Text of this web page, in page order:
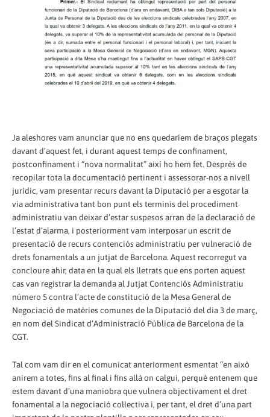
Ja aleshores vam anunciar que no ens quedaríem de braços plegats
davant d’aquest fet, i durant aquest temps de confinament,
postconfinament i “nova normalitat” així ho hem fet. Després de
recopilar tota la documentació pertinent i assessorar-nos a nivell
jurídic, vam presentar recurs davant la Diputació per a esgotar la
via administrativa tant bon punt els terminis del procediment
administratiu van deixar d’estar suspesos arran de la declaració de
l’estat d’alarma, i posteriorment vam interposar un escrit de
presentació de recurs contenciós administratiu per vulneració de
drets fonamentals a un jutjat de Barcelona. Aquest recorregut va
concloure ahir, data en la qual els lletrats que ens porten aquest
cas van registrar la demanda al Jutjat Contenciós Administratiu
número 5 contra l’acte de constitució de la Mesa General de
Negociació de matèries comunes de la Diputació del dia 3 de març,
en nom del Sindicat d’Administració Pública de Barcelona de la
CGT.
Tal com vam dir en el comunicat anteriorment esmentat “en això
anirem a totes, fins al final i fins allà on calgui, perquè entenem que
estem davant d’una maniobra que vulnera objectivament el dret
fonamental a la negociació col·lectiva i, per tant, el dret d’una part